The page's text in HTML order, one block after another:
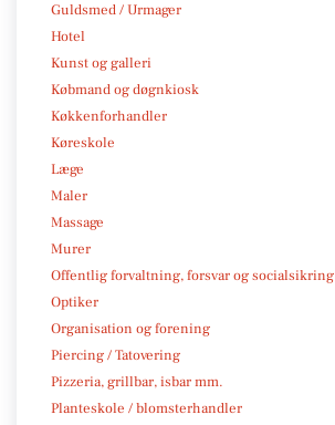
Guldsmed / Urmager
Hotel
Kunst og galleri
Købmand og døgnkiosk
Køkkenforhandler
Køreskole
Læge
Maler
Massage
Murer
Offentlig forvaltning, forsvar og socialsikring
Optiker
Organisation og forening
Piercing / Tatovering
Pizzeria, grillbar, isbar mm.
Planteskole / blomsterhandler